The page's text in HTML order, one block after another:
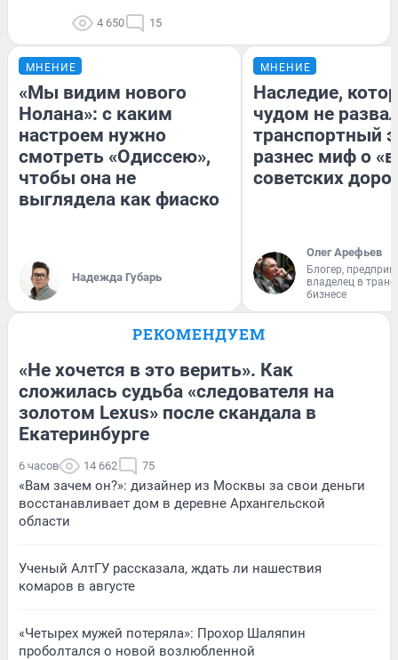
4 650 15
МНЕНИЕ
«Мы видим нового
Нолана»: с каким
настроем нужно
смотреть «Одиссею»,
чтобы она не
выглядела как фиаско
Надежда Губарь
МНЕНИЕ
Наследие,
чудом не
транспортный
разнес миф о
советских
Олег Арефьев
Блогер,
владелец в
бизнесе
РЕКОМЕНДУЕМ
«Не хочется в это верить». Как
сложилась судьба «следователя на
золотом Lexus» после скандала в
Екатеринбурге
6 часов 14 662 75
«Вам зачем он?»: дизайнер из Москвы за свои деньги
восстанавливает дом в деревне Архангельской
области
Ученый АлтГУ рассказала, ждать ли нашествия
комаров в августе
«Четырех мужей потеряла»: Прохор Шаляпин
проболтался о новой возлюбленной